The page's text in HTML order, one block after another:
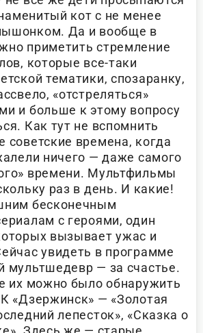
кот с не менее
Да и вообще в
приметить стремление
которые все-таки
тематики, спозаранку,
«отстреляться»
и больше к этому вопросу
Как тут не вспомнить
советские времена, когда
ничего — даже самого
времени. Мультфильмы
раз в день. И какие!
бесконечным
с героями, один
вызывает ужас и
увидеть в программе
мультшедевр — за счастье.
их можно было обнаружить
«Дзержинск» — «Золотая
лепесток», «Сказка о